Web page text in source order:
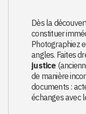
Dès la
constituer
Photographiez
angles. Faites
justice
de manière
documents :
échanges avec